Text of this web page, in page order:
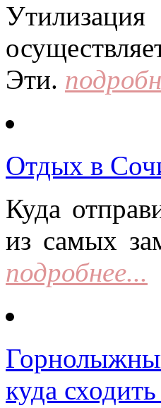
Эти.
Отдых в
Куда
из самых
подробнее...
куда